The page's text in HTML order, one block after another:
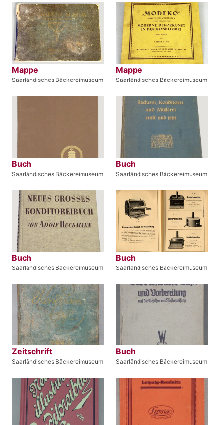
Mappe
Saarländisches Bäckereimuseum
Mappe
Saarländisches Bäckereimuseum
Buch
Saarländisches Bäckereimuseum
Buch
Saarländisches Bäckereimuseum
Buch
Saarländisches Bäckereimuseum
Buch
Saarländisches Bäckereimuseum
Zeitschrift
Saarländisches Bäckereimuseum
Buch
Saarländisches Bäckereimuseum